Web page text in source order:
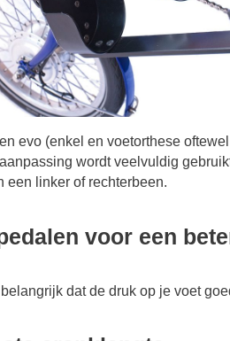
evo (enkel en voetorthese
wordt veelvuldig
een linker of rechterbeen.
voor een
belangrijk dat de druk op je voet